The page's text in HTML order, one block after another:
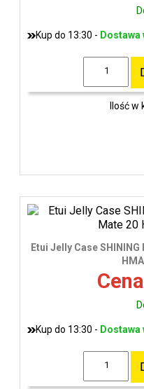
Kup do 13:30 - Dostawa
Ilość w
Etui Jelly Case
Kup do 13:30 - Dostawa